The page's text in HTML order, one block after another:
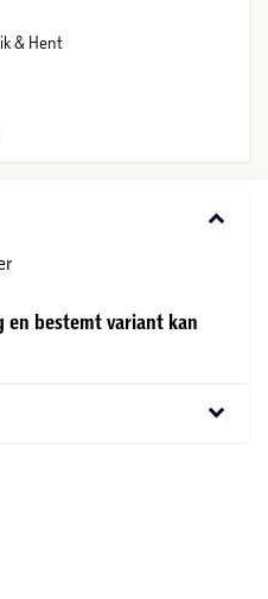
& Hent
keyboard_arrow_down
en bestemt variant kan
keyboard_arrow_down